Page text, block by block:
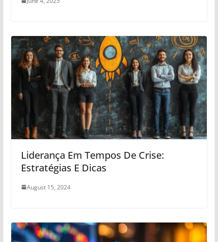
Liderança Em Tempos De Crise:
Estratégias E Dicas
August 15, 2024